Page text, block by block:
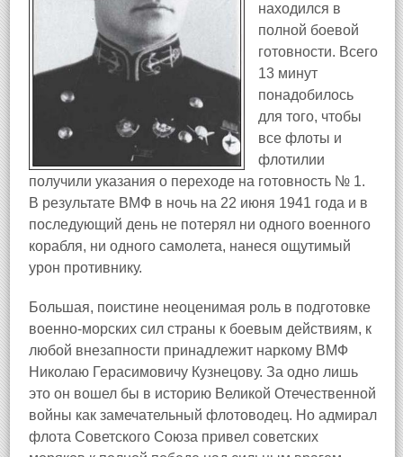
находился в
полной боевой
готовности. Всего
13 минут
понадобилось
для того, чтобы
все флоты и
флотилии
получили указания о переходе на готовность № 1.
В результате ВМФ в ночь на 22 июня 1941 года и в
последующий день не потерял ни одного военного
корабля, ни одного самолета, нанеся ощутимый
урон противнику.
Большая, поистине неоценимая роль в подготовке
военно-морских сил страны к боевым действиям, к
любой внезапности принадлежит наркому ВМФ
Николаю Герасимовичу Кузнецову. За одно лишь
это он вошел бы в историю Великой Отечественной
войны как замечательный флотоводец. Но адмирал
флота Советского Союза привел советских